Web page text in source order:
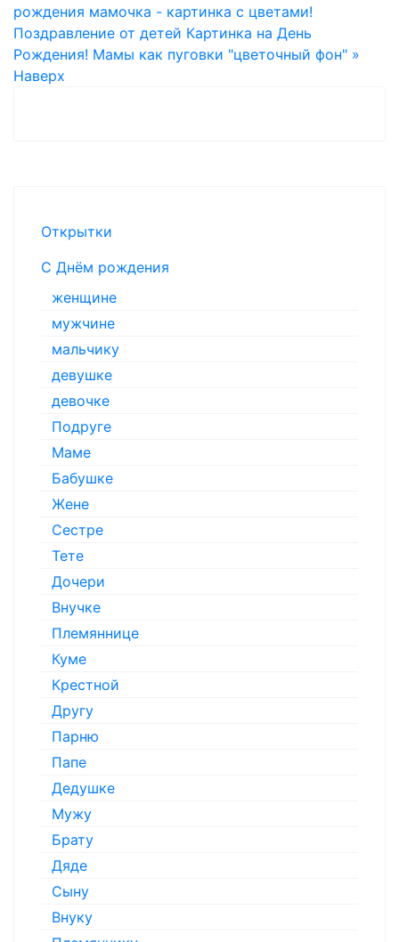
рождения мамочка - картинка с цветами!
Поздравление от детей Картинка на День
Рождения! Мамы как пуговки "цветочный фон" »
Наверх
Открытки
С Днём рождения
женщине
мужчине
мальчику
девушке
девочке
Подруге
Маме
Бабушке
Жене
Сестре
Тете
Дочери
Внучке
Племяннице
Куме
Крестной
Другу
Парню
Папе
Дедушке
Мужу
Брату
Дяде
Сыну
Внуку